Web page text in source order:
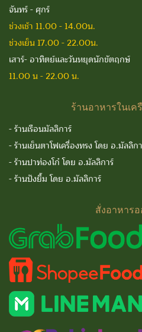
จันทร์ - ศุกร์
ช่วงเช้า 11.00 - 14.00น.
ช่วงเย็น 17.00 - 22.00น.
เสาร์- อาทิตย์และวันหยุดนักขัตฤกษ์
11.00 น - 22.00 น.
ร้านอาหารในเค
-ร้านเรือนมัลลิการ์
-ร้านเย็นตาโฟเครื่องทรง โดย อ.มัลลิก
-ร้านปาท่องโก๋ โดย อ.มัลลิการ์
-ร้านปังยิ้ม โดย อ.มัลลิการ์
สั่งอาหาร